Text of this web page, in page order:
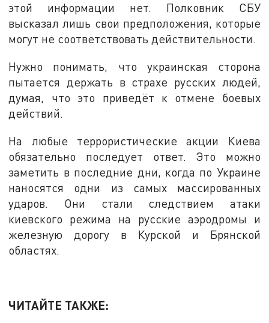
этой информации нет. Полковник СБУ
высказал лишь свои предположения, которые
могут не соответствовать действительности.
Нужно понимать, что украинская сторона
пытается держать в страхе русских людей,
думая, что это приведёт к отмене боевых
действий.
На любые террористические акции Киева
обязательно последует ответ. Это можно
заметить в последние дни, когда по Украине
наносятся одни из самых массированных
ударов. Они стали следствием атаки
киевского режима на русские аэродромы и
железную дорогу в Курской и Брянской
областях.
ЧИТАЙТЕ ТАКЖЕ: